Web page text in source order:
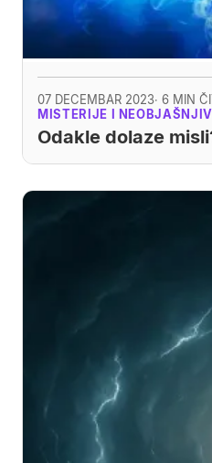
07 DECEMBAR 2023· 6 MIN
MISTERIJE I
Odakle dolaze